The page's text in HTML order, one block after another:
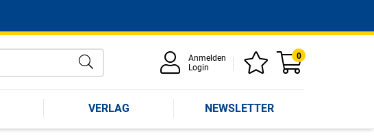
Anmelden
Login
0
VERLAG NEWSLETTER